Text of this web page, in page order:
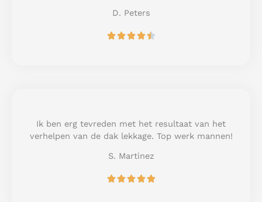
D. Peters

f
Ik ben erg tevreden met het resultaat van het
verhelpen van de dak lekkage. Top werk mannen!
S. Martinez
R